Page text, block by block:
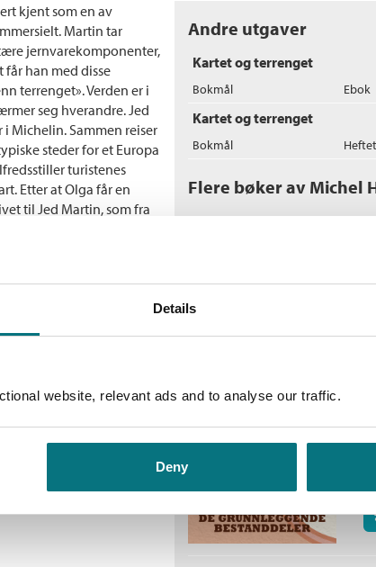
Details
website, relevant ads and to analyse our traffic.
Deny
kjent som en av
Martin tar
jernvarekomponenter,
han med disse
terrenget». Verden er i
seg hverandre. Jed
Michelin. Sammen reiser
steder for et Europa
turistenes
Etter at Olga får en
til Jed Martin, som fra
Franz, og to andre
en arkitekt som
av et entreprenørfirma
er Michel
Andre utgaver
Kartet og terrenget
Bokmål Ebok
Kartet og terrenget
Bokmål Heftet
Flere bøker av Michel